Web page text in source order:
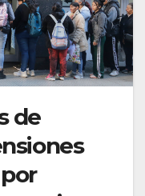
de